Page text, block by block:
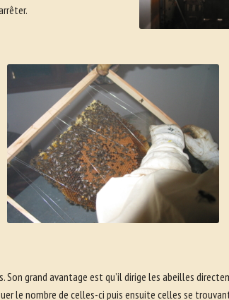
Son grand avantage est qu’il dirige les abeilles
le nombre de celles-ci puis ensuite celles se